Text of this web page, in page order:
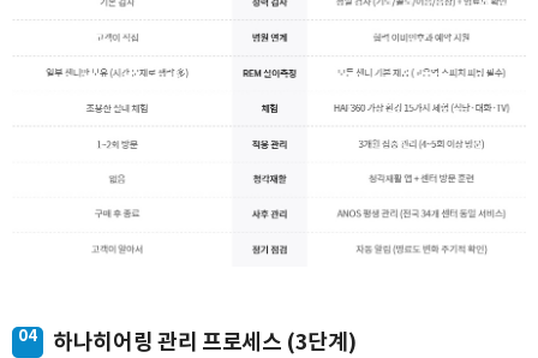
04 하나히어링 관리 프로세스 (3단계)